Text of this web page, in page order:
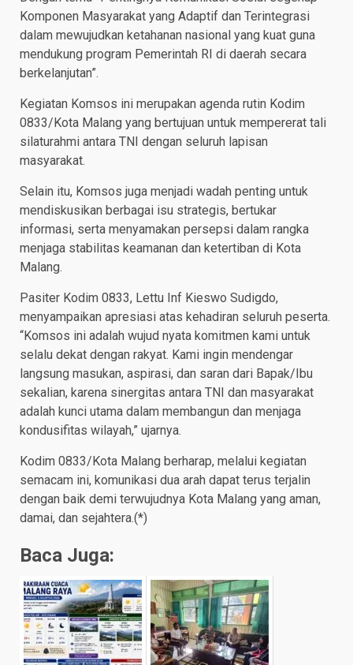
Komponen Masyarakat yang Adaptif dan Terintegrasi
dalam mewujudkan ketahanan nasional yang kuat guna
mendukung program Pemerintah RI di daerah secara
berkelanjutan”.
Kegiatan Komsos ini merupakan agenda rutin Kodim
0833/Kota Malang yang bertujuan untuk mempererat tali
silaturahmi antara TNI dengan seluruh lapisan
masyarakat.
Selain itu, Komsos juga menjadi wadah penting untuk
mendiskusikan berbagai isu strategis, bertukar
informasi, serta menyamakan persepsi dalam rangka
menjaga stabilitas keamanan dan ketertiban di Kota
Malang.
Pasiter Kodim 0833, Lettu Inf Kieswo Sudigdo,
menyampaikan apresiasi atas kehadiran seluruh peserta.
“Komsos ini adalah wujud nyata komitmen kami untuk
selalu dekat dengan rakyat. Kami ingin mendengar
langsung masukan, aspirasi, dan saran dari Bapak/Ibu
sekalian, karena sinergitas antara TNI dan masyarakat
adalah kunci utama dalam membangun dan menjaga
kondusifitas wilayah,” ujarnya.
Kodim 0833/Kota Malang berharap, melalui kegiatan
semacam ini, komunikasi dua arah dapat terus terjalin
dengan baik demi terwujudnya Kota Malang yang aman,
damai, dan sejahtera.(*)
Baca Juga: